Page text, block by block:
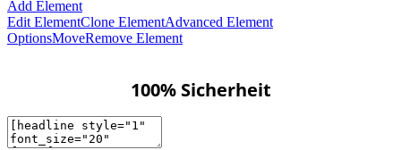
Add Element
Edit ElementClone ElementAdvanced Element
OptionsMoveRemove Element
100% Sicherheit